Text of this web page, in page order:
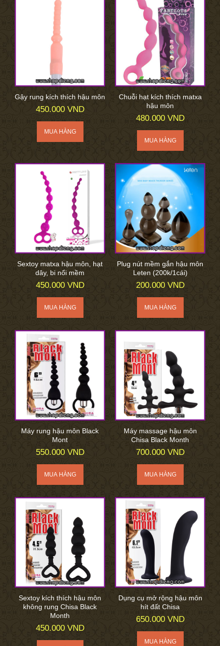
Gậy rung kích thích hậu môn
450.000 VND
Chuỗi hạt kích thích matxa
hậu môn
480.000 VND
Sextoy matxa hậu môn, hạt
dây, bi nổi mềm
450.000 VND
Plug nút mềm gắn hậu môn
Leten (200k/1cái)
200.000 VND
Máy rung hậu môn Black
Mont
550.000 VND
Máy massage hậu môn
Chisa Black Month
700.000 VND
Sextoy kích thích hậu môn
không rung Chisa Black
Month
450.000 VND
Dụng cụ mở rộng hậu môn
hít đất Chisa
650.000 VND